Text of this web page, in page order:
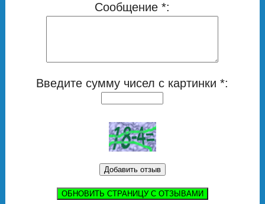
Сообщение *:
Введите сумму чисел с картинки *:
ОБНОВИТЬ СТРАНИЦУ С ОТЗЫВАМИ